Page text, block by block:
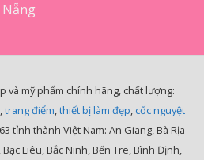
và mỹ phẩm chính hãng, chất lượng:
,trang điểm,thiết bị làm đẹp, cốc nguyệt
tỉnh thành Việt Nam: An Giang, Bà Rịa –
Bạc Liêu, Bắc Ninh, Bến Tre, Bình Định,